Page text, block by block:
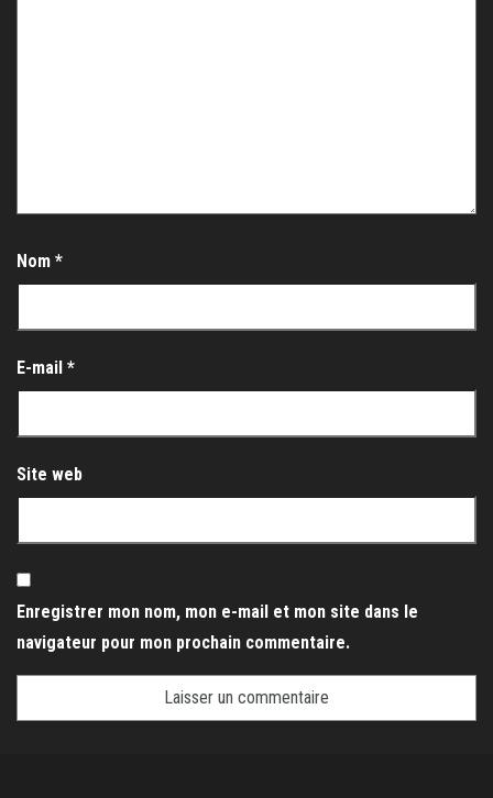
Nom *
E-mail *
Site web
Enregistrer mon nom, mon e-mail et mon site dans le
navigateur pour mon prochain commentaire.